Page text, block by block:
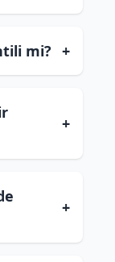
mi? +
+
+